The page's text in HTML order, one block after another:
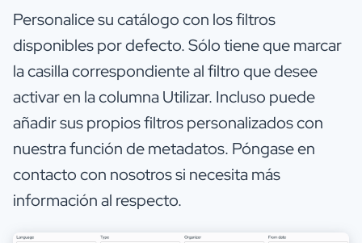
Personalice su catálogo con los filtros
disponibles por defecto. Sólo tiene que marcar
la casilla correspondiente al filtro que desee
activar en la columna Utilizar. Incluso puede
añadir sus propios filtros personalizados con
nuestra función de metadatos. Póngase en
contacto con nosotros si necesita más
información al respecto.